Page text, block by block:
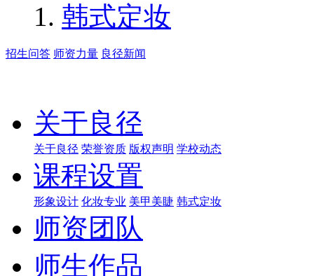
韩式定妆
招生问答 师资力量 良径新闻
关于良径
关于良径 荣誉资质 版权声明 学校动态
课程设置
形象设计 化妆专业 美甲美睫 韩式定妆
师资团队
师生作品